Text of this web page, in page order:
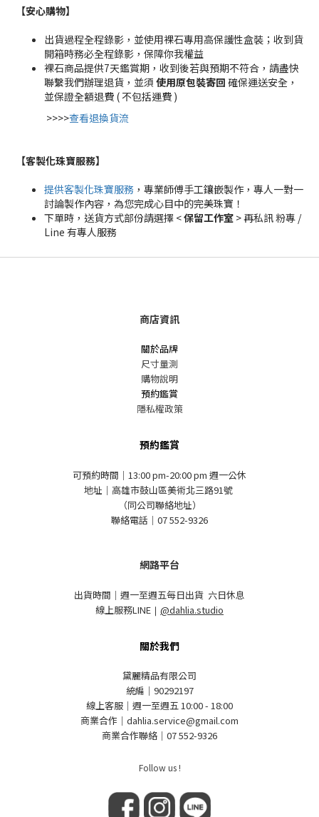
【安心購物】
出貨過程全程錄影，並使用裸石專用高保護性盒裝；收到貨
開箱時務必全程錄影，保障你我權益
裸石商品提供7天鑑賞期，收到後若與預期不符合，請盡快
聯繫我們辦理退貨，並須 使用原包裝寄回 確保運送安全，
並保證全額退費 ( 不包括運費 )
>>>>查看退換貨流
【客製化珠寶服務】
提供客製化珠寶服務 ，專業師傅手工鑲嵌製作，專人一對一
討論製作內容，為您完成心目中的完美珠寶！
下單時，送貨方式部份請選擇 <保留工作室 > 再私訊 粉專 /
Line 有專人服務
商店資訊
關於品牌
尺寸量測
購物說明
預約鑑賞
隱私權政策
預約鑑賞
可預約時間｜13:00 pm-20:00 pm 週一公休
地址｜高雄市鼓山區美術北三路91號
（同公司聯絡地址）
聯絡電話｜07 552-9326
網路平台
出貨時間｜週一至週五每日出貨 六日休息
線上服務LINE ｜ @dahlia.studio
關於我們
黛麗精品有限公司
統編｜90292197
線上客服｜週一至週五 10:00 - 18:00
商業合作｜dahlia.service@gmail.com
商業合作聯絡｜07 552-9326
Follow us !